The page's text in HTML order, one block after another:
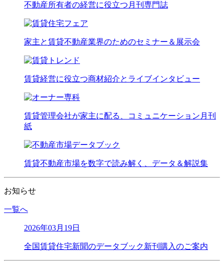
不動産所有者の経営に役立つ月刊専門誌
家主と賃貸不動産業界のためのセミナー＆展示会
賃貸経営に役立つ商材紹介とライブインタビュー
賃貸管理会社が家主に配る、コミュニケーション月刊
紙
賃貸不動産市場を数字で読み解く、データ＆解説集
お知らせ
一覧へ
2026年03月19日
全国賃貸住宅新聞のデータブック新刊購入のご案内